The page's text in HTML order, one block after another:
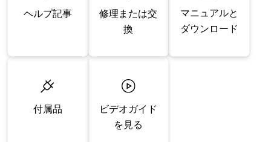
ヘルプ記事
修理または交
換
マニュアルと
ダウンロード
付属品
ビデオガイド
を見る